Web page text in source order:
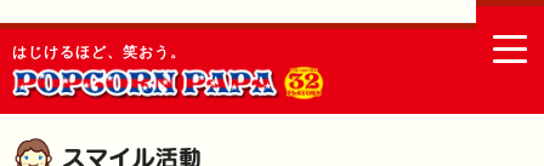
はじけるほど、笑おう。